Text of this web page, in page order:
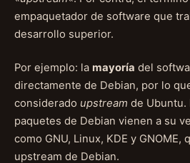
empaquetador de software que
desarrollo superior.
Por ejemplo: la mayoría del
directamente de Debian, por lo
considerado upstream de Ubuntu.
paquetes de Debian vienen a su
como GNU, Linux, KDE y GNOME,
upstream de Debian.